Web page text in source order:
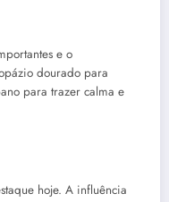
e o
dourado para
para trazer calma e
hoje. A influência